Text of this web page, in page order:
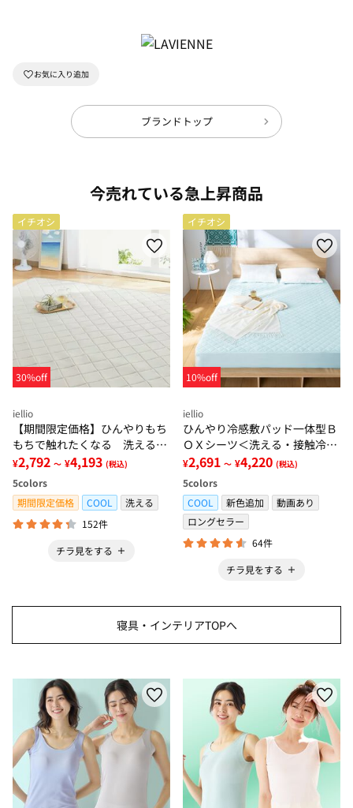
ブランドトップ
今売れている急上昇商品
イチオシ
30%off
iellio
【期間限定価格】ひんやりもち
もちで触れたくなる 洗えるラ
グ＜低反発・滑りにくい・接触
冷感・防ダニ・カーペット＞
¥2,792 ～ ¥4,193 (税込)
5colors
期間限定価格
COOL
洗える
152件
チラ見をする
イチオシ
10%off
iellio
ひんやり冷感敷パッド一体型Ｂ
ＯＸシーツ＜洗える・接触冷
感・抗菌防臭・時短・家事楽・
ボックスシーツ・寝苦しさ対策
＞
¥2,691 ～ ¥4,220 (税込)
5colors
COOL
新色追加
動画あり
ロングセラー
64件
チラ見をする
寝具・インテリアTOPへ